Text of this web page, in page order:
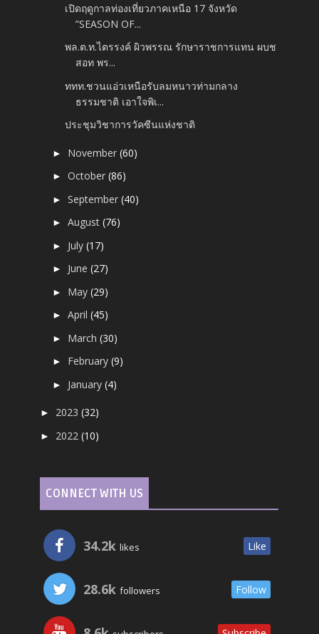
เปิดฤดูกาลท่องเที่ยวภาคเหนือ 17 จังหวัด
”SEASON OF...
พล.ต.ท.ไตรรงค์ ผิวพรรณ รักษาราชการแทน ผบช
สอท พร...
ททท.ชวนแอ่วเหนือรับลมหนาวท่ามกลาง
ธรรมชาติ เอาใจพิเ...
ประชุมวิชาการวัคซีนแห่งชาติ
► November(60)
►October(86)
►September(40)
►August(76)
► July(17)
► June(27)
► May(29)
►April(45)
► March(30)
► February(9)
► January(4)
► 2023(32)
► 2022(10)
CONNECT WITH US
34.2k likes Like
28.6k followers Follow